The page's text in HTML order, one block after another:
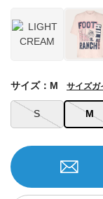
S M
サイズ：M サイズガ